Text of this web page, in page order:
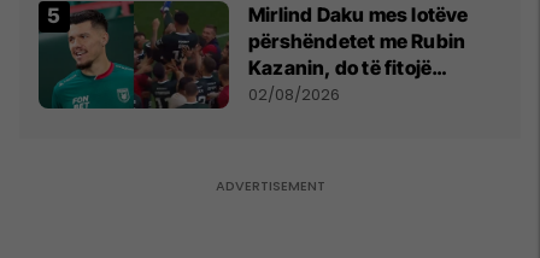
Mirlind Daku mes lotëve
përshëndetet me Rubin
Kazanin, do të fitojë
miliona te Spartak Moska
02/08/2026